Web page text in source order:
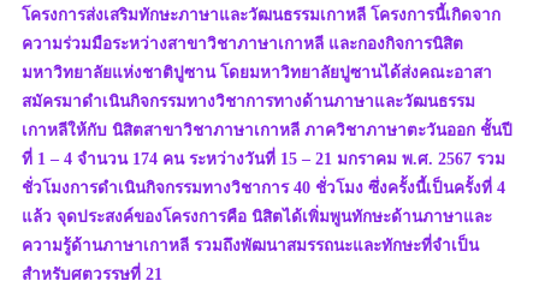
โครงการส่งเสริมทักษะภาษาและวัฒนธรรมเกาหลี โครงการนี้เกิดจาก
ความร่วมมือระหว่างสาขาวิชาภาษาเกาหลี และกองกิจการนิสิต
มหาวิทยาลัยแห่งชาติปูซาน โดยมหาวิทยาลัยปูซานได้ส่งคณะอาสา
สมัครมาดำเนินกิจกรรมทางวิชาการทางด้านภาษาและวัฒนธรรม
เกาหลีให้กับ นิสิตสาขาวิชาภาษาเกาหลี ภาควิชาภาษาตะวันออก ชั้นปี
ที่ 1 – 4 จำนวน 174 คน ระหว่างวันที่ 15 – 21 มกราคม พ.ศ. 2567 รวม
ชั่วโมงการดำเนินกิจกรรมทางวิชาการ 40 ชั่วโมง ซึ่งครั้งนี้เป็นครั้งที่ 4
แล้ว จุดประสงค์ของโครงการคือ นิสิตได้เพิ่มพูนทักษะด้านภาษาและ
ความรู้ด้านภาษาเกาหลี รวมถึงพัฒนาสมรรถนะและทักษะที่จำเป็น
สำหรับศตวรรษที่ 21